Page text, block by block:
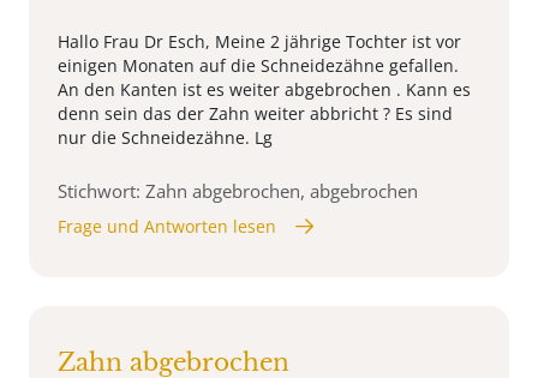
Hallo Frau Dr Esch, Meine 2 jährige Tochter ist vor
einigen Monaten auf die Schneidezähne gefallen.
An den Kanten ist es weiter abgebrochen . Kann es
denn sein das der Zahn weiter abbricht ? Es sind
nur die Schneidezähne. Lg
Stichwort: Zahn abgebrochen, abgebrochen
Frage und Antworten lesen
Zahn abgebrochen